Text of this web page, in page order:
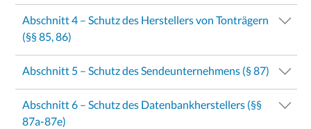
Abschnitt 4 – Schutz des Herstellers von Tonträgern
(§§ 85, 86)
Abschnitt 5 – Schutz des Sendeunternehmens (§ 87)
Abschnitt 6 – Schutz des Datenbankherstellers (§§
87a-87e)